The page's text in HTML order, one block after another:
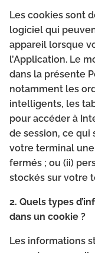
Les cookies sont
logiciel qui
appareil lorsque
l’Application. Le
dans la présente
notamment les
intelligents, les
pour accéder à
de session, ce qui
votre terminal
fermés ; ou (ii)
stockés sur votre
2. Quels types
dans un cookie ?
Les informations